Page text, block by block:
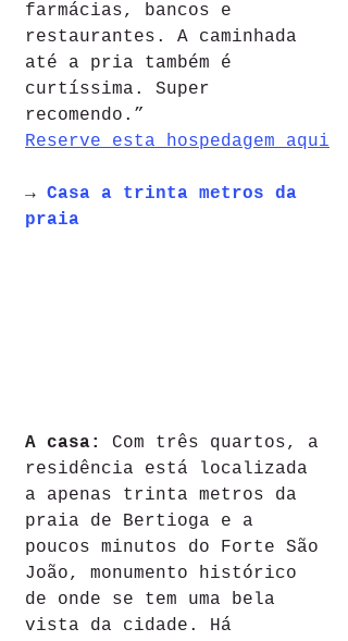
farmácias, bancos e
restaurantes. A caminhada
até a pria também é
curtíssima. Super
recomendo.”
Reserve esta hospedagem aqui
→ Casa a trinta metros da
praia
A casa: Com três quartos, a
residência está localizada
a apenas trinta metros da
praia de Bertioga e a
poucos minutos do Forte São
João, monumento histórico
de onde se tem uma bela
vista da cidade. Há